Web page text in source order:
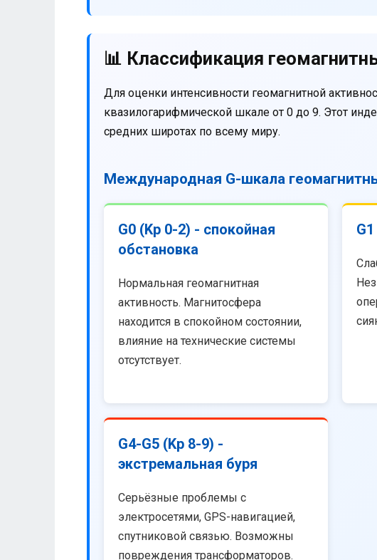
📊 Классификация
Для оценки интенсивности геомагнитной
квазилогарифмической шкале от 0 до 9. Этот
средних широтах по всему миру.
Международная G-шкала
G0 (Kp 0-2) - спокойная
обстановка
Нормальная геомагнитная
активность. Магнитосфера
находится в спокойном состоянии,
влияние на технические системы
отсутствует.
G4-G5 (Kp 8-9) -
экстремальная буря
Серьёзные проблемы с
электросетями, GPS-навигацией,
спутниковой связью. Возможны
повреждения трансформаторов.